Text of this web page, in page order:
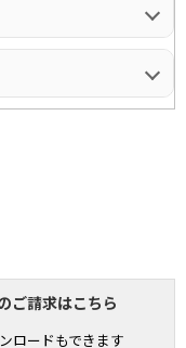
ご請求はこちら
ロードもできます